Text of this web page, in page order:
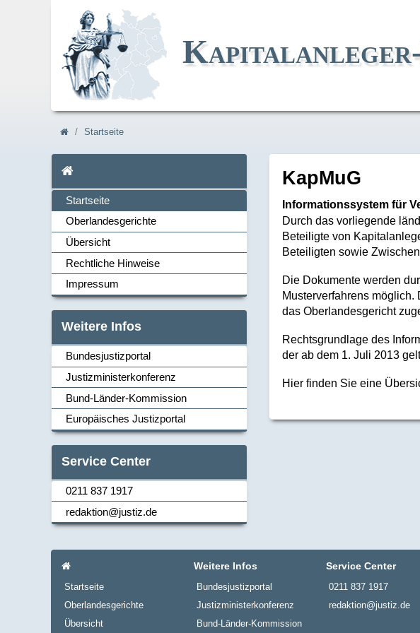
Navi_breadcrum
Startseite
Startseite
Navi_links
Startseite
Oberlandesgerichte
Übersicht
Rechtliche Hinweise
Impressum
Weitere Infos
Navi_links
Bundesjustizportal
Justizministerkonferenz
Bund-Länder-Kommission
Europäisches Justizportal
Service Center
Navi_links
0211 837 1917
redaktion@justiz.de
KapMuG
Informationssystem für
Durch das vorliegende
Beteiligte von
Beteiligten sowie
Die Dokumente werden
Musterverfahrens
das Oberlandesgericht
Rechtsgrundlage des
der ab dem 1. Juli 2013
Hier finden Sie eine
Navi_footer
Startseite
Oberlandesgerichte
Übersicht
Weitere Infos
Bundesjustizportal
Justizministerkonferenz
Bund-Länder-Kommission
Service Center
0211 837 1917
redaktion@justiz.de